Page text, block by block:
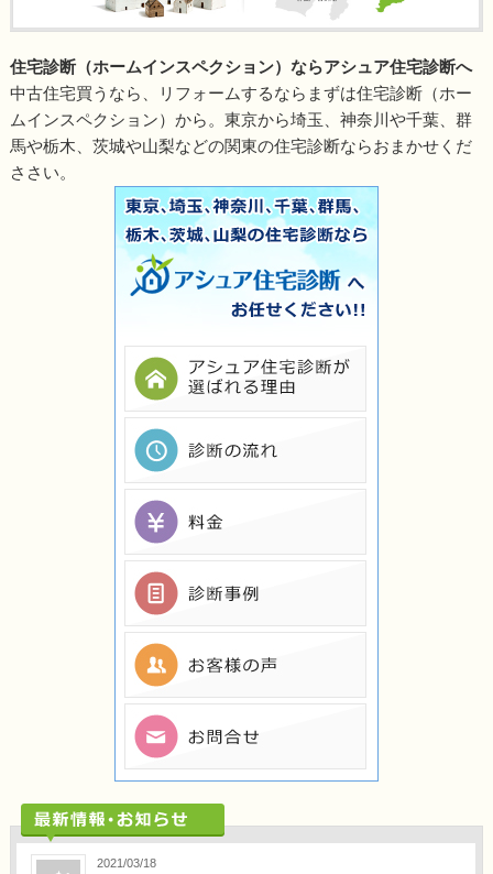
住宅診断（ホームインスペクション）ならアシュア住宅診断へ
中古住宅買うなら、リフォームするならまずは住宅診断（ホー
ムインスペクション）から。東京から埼玉、神奈川や千葉、群
馬や栃木、茨城や山梨などの関東の住宅診断ならおまかせくだ
ささい。
2021/03/18